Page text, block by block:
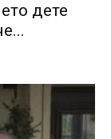
дете